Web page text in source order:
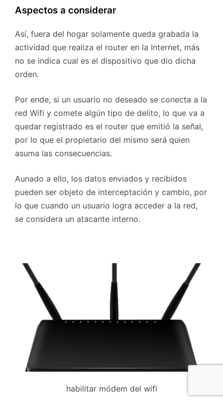
Aspectos a considerar
Así, fuera del hogar solamente queda grabada la
actividad que realiza el router en la Internet, más
no se indica cual es el dispositivo que dio dicha
orden.
Por ende, si un usuario no deseado se conecta a la
red Wifi y comete algún tipo de delito, lo que va a
quedar registrado es el router que emitió la señal,
por lo que el propietario del mismo será quien
asuma las consecuencias.
Aunado a ello, los datos enviados y recibidos
pueden ser objeto de interceptación y cambio, por
lo que cuando un usuario logra acceder a la red,
se considera un atacante interno.
habilitar módem del wifi